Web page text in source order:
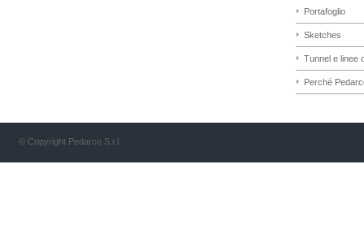
Portafoglio
Sketches
Tunnel e linee
Perché
© Copyright Pedarco S.r.l.